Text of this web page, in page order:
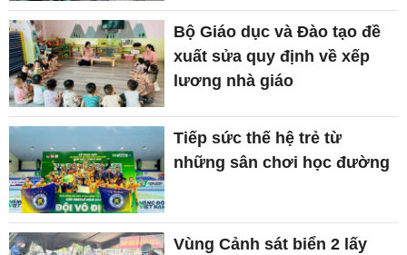
Bộ Giáo dục và Đào tạo đề
xuất sửa quy định về xếp
lương nhà giáo
Tiếp sức thế hệ trẻ từ
những sân chơi học đường
Vùng Cảnh sát biển 2 lấy